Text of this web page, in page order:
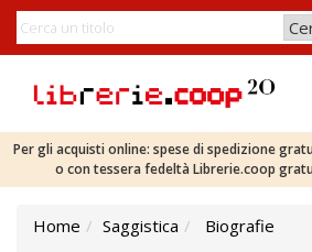
Per gli acquisti online: spese di spedizione
o con tessera fedeltà Librerie.coop
Home Saggistica
Biografie